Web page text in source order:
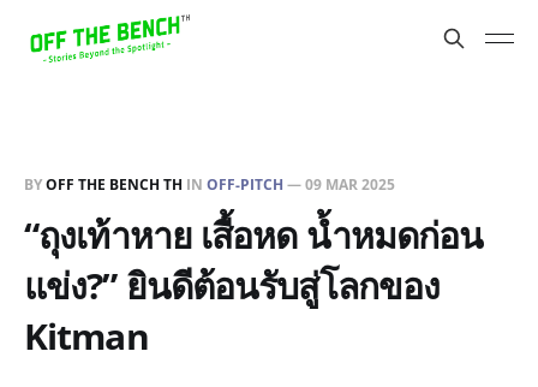
BYOFF THE BENCH TH IN OFF-PITCH —09 MAR 2025
“ถุงเท้าหาย เสื้อหด น้ำหมดก่อน
แข่ง?” ยินดีต้อนรับสู่โลกของ
Kitman